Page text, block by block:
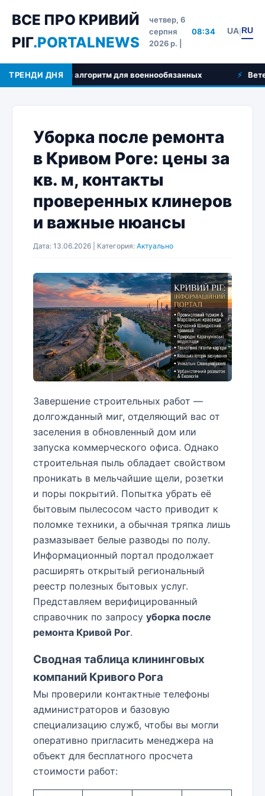
ВСЕ ПРО КРИВИЙ
РІГ.PORTALNEWS
четвер, 6
серпня
2026 р. |
08:34 UA|RU
ТРЕНДИ ДНЯ
алгоритм для военнообязанных Ветеринар
Уборка после ремонта
в Кривом Роге: цены за
кв. м, контакты
проверенных клинеров
и важные нюансы
Дата: 13.06.2026 | Категория: Актуально
Завершение строительных работ —
долгожданный миг, отделяющий вас от
заселения в обновленный дом или
запуска коммерческого офиса. Однако
строительная пыль обладает свойством
проникать в мельчайшие щели, розетки
и поры покрытий. Попытка убрать её
бытовым пылесосом часто приводит к
поломке техники, а обычная тряпка лишь
размазывает белые разводы по полу.
Информационный портал продолжает
расширять открытый региональный
реестр полезных бытовых услуг.
Представляем верифицированный
справочник по запросу уборка после
ремонта Кривой Рог.
Сводная таблица клининговых
компаний Кривого Рога
Мы проверили контактные телефоны
администраторов и базовую
специализацию служб, чтобы вы могли
оперативно пригласить менеджера на
объект для бесплатного просчета
стоимости работ: